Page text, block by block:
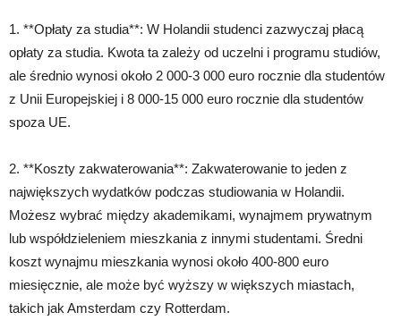
1. **Opłaty za studia**: W Holandii studenci zazwyczaj płacą
opłaty za studia. Kwota ta zależy od uczelni i programu studiów,
ale średnio wynosi około 2 000-3 000 euro rocznie dla studentów
z Unii Europejskiej i 8 000-15 000 euro rocznie dla studentów
spoza UE.
2. **Koszty zakwaterowania**: Zakwaterowanie to jeden z
największych wydatków podczas studiowania w Holandii.
Możesz wybrać między akademikami, wynajmem prywatnym
lub współdzieleniem mieszkania z innymi studentami. Średni
koszt wynajmu mieszkania wynosi około 400-800 euro
miesięcznie, ale może być wyższy w większych miastach,
takich jak Amsterdam czy Rotterdam.